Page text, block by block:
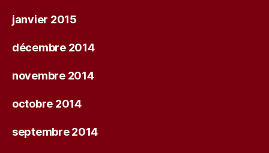
janvier 2015
décembre 2014
novembre 2014
octobre 2014
septembre 2014